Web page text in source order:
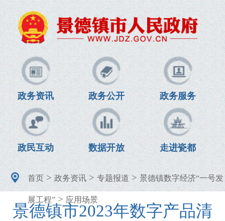
政务资讯 政务公开 政务服务
政民互动 数据开放 走进瓷都
首页>政务资讯>专题报道>景德镇数字经济“一号发
展工程”> 应用场景
景德镇市2023年数字产品清